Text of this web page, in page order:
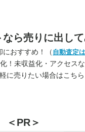
なら売りに出し
におすすめ！（ 自動査定
！未収益化・アクセス
に売りたい場合はこちら
＜PR＞